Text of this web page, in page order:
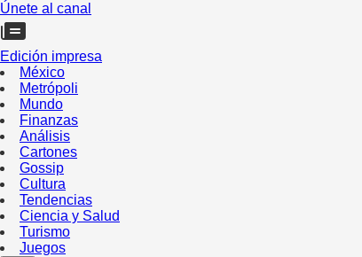
Únete al canal
Edición impresa
México
Metrópoli
Mundo
Finanzas
Análisis
Cartones
Gossip
Cultura
Tendencias
Ciencia y Salud
Turismo
Juegos